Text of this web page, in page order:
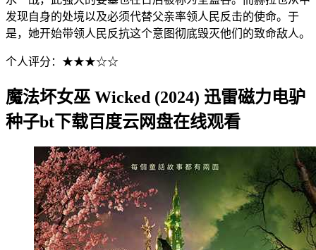
发现自身的处境以及必须代替父亲率领人民反击的使命。于
是，她开始带领人民反抗这个意图彻底毁灭他们的致命敌人。
个人评分：★★★☆☆
魔法坏女巫 Wicked (2024) 迅雷磁力电驴
种子bt下载百度云网盘在线观看